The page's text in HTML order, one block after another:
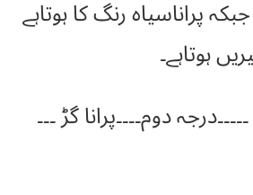
پراناسیاہ رنگ کا ہوتاہے
ہوتاہے۔
دوم۔۔۔۔پرانا گڑ ۔۔۔